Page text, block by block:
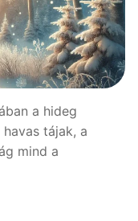
a hideg
tájak, a
mind a